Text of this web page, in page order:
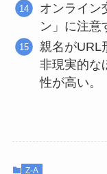
オンライン
ン」に注意
親名がURL
非現実的な
性が高い。
Z-A